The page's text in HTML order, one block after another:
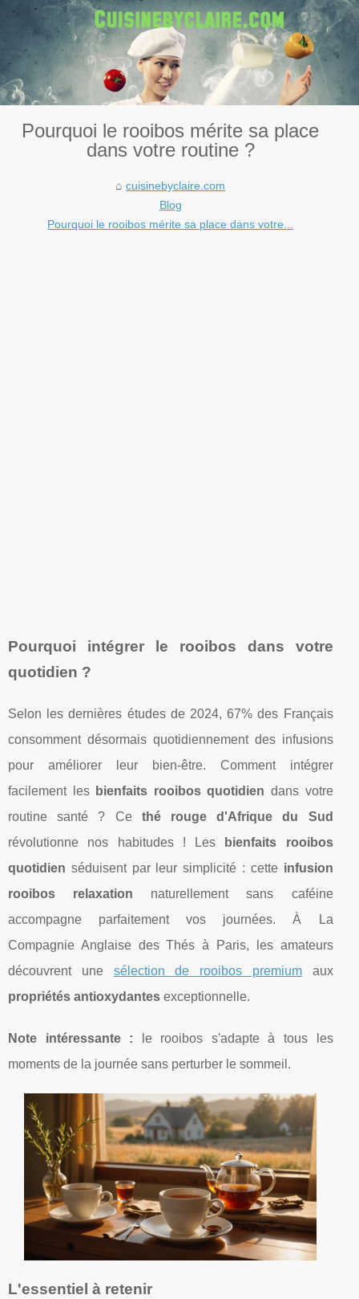
Pourquoi le rooibos mérite sa place
dans votre routine ?
cuisinebyclaire.com
Blog
Pourquoi le rooibos mérite sa place dans votre...
Pourquoi intégrer le rooibos dans votre
quotidien ?
Selon les dernières études de 2024, 67% des Français
consomment désormais quotidiennement des infusions
pour améliorer leur bien-être. Comment intégrer
facilement les bienfaits rooibos quotidien dans votre
routine santé ? Ce thé rouge d'Afrique du Sud
révolutionne nos habitudes ! Les
bienfaits rooibos
quotidien séduisent par leur simplicité : cette infusion
rooibos relaxation naturellement sans caféine
accompagne parfaitement vos journées. À La
Compagnie Anglaise des Thés à Paris, les amateurs
découvrent une sélection de rooibos premiumaux
propriétés antioxydantes exceptionnelle.
Note intéressante : le rooibos s'adapte à tous les
moments de la journée sans perturber le sommeil.
L'essentiel à retenir